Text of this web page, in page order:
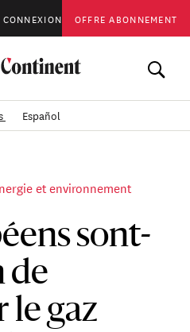
CONNEXION OFFRE ABONNEMENT
Español
et environnement
sont-
de
le gaz